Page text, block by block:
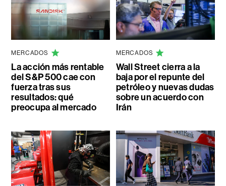
MERCADOS
La acción más rentable
del S&P 500 cae con
fuerza tras sus
resultados: qué
preocupa al mercado
MERCADOS
Wall Street cierra a la
baja por el repunte del
petróleo y nuevas dudas
sobre un acuerdo con
Irán